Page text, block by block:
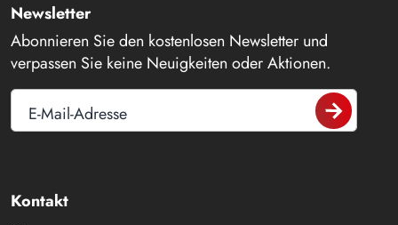
Newsletter
Abonnieren Sie den kostenlosen Newsletter und
verpassen Sie keine Neuigkeiten oder Aktionen.
E-Mail-Adresse
Kontakt